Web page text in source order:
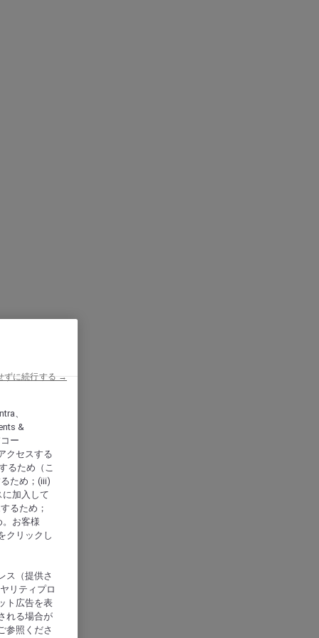
、
&
ー
クセスする
るため（こ
ため；(iii)
加入して
るため；
お客様
クリックし
ス（提供さ
リティプロ
ト広告を表
れる場合が
参照くださ
ずに続行する →